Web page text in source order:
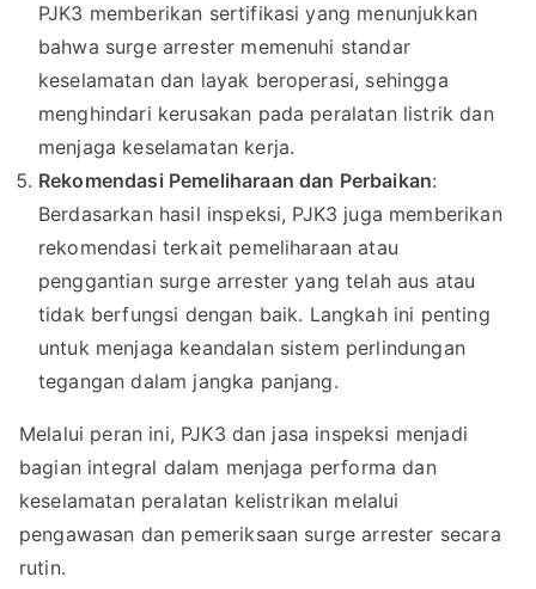
PJK3 memberikan sertifikasi yang menunjukkan
bahwa surge arrester memenuhi standar
keselamatan dan layak beroperasi, sehingga
menghindari kerusakan pada peralatan listrik dan
menjaga keselamatan kerja.
Rekomendasi Pemeliharaan dan Perbaikan:
Berdasarkan hasil inspeksi, PJK3 juga memberikan
rekomendasi terkait pemeliharaan atau
penggantian surge arrester yang telah aus atau
tidak berfungsi dengan baik. Langkah ini penting
untuk menjaga keandalan sistem perlindungan
tegangan dalam jangka panjang.
Melalui peran ini, PJK3 dan jasa inspeksi menjadi
bagian integral dalam menjaga performa dan
keselamatan peralatan kelistrikan melalui
pengawasan dan pemeriksaan surge arrester secara
rutin.